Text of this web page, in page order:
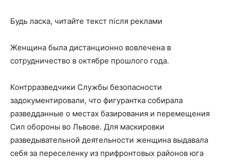
Будь ласка, читайте текст після реклами
Женщина была дистанционно вовлечена в
сотрудничество в октябре прошлого года.
Контрразведчики Службы безопасности
задокументировали, что фигурантка собирала
разведданные о местах базирования и перемещения
Сил обороны во Львове. Для маскировки
разведывательной деятельности женщина выдавала
себя за переселенку из прифронтовых районов юга